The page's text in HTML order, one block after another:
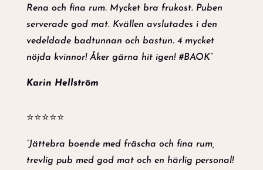
Rena och fina rum. Mycket bra frukost. Puben
serverade god mat. Kvällen avslutades i den
vedeldade badtunnan och bastun. 4 mycket
nöjda kvinnor! Åker gärna hit igen! #BAOK”
Karin Hellström
⭐⭐⭐⭐⭐
”Jättebra boende med fräscha och fina rum,
trevlig pub med god mat och en härlig personal!